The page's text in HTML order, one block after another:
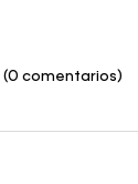
(0 comentarios)